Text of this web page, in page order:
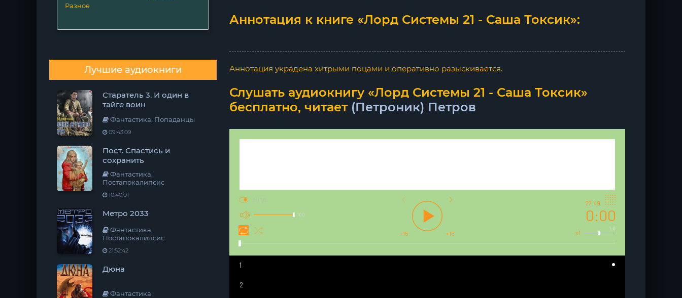
Разное
Лучшие аудиокниги
Старатель 3. И один в
тайге воин
Фантастика, Попаданцы
09:43:09
Пост. Спастись и
сохранить
Фантастика,
Постапокалипсис
10:40:01
Метро 2033
Фантастика,
Постапокалипсис
21:52:42
Дюна
Фантастика
Аннотация к книге «Лорд Системы 21 - Саша Токсик»:
Аннотация украдена хитрыми поцами и оперативно разыскивается.
Слушать аудиокнигу «Лорд Системы 21 - Саша Токсик»
бесплатно, читает (Петроник) Петров
100 0:00
27:49
1.0
x1
-15 +15
AUTO
1
2